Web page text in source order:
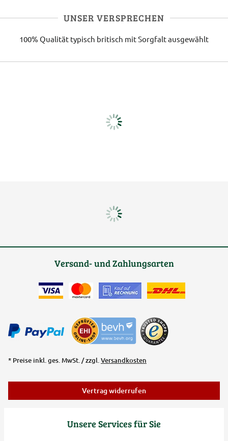
UNSER VERSPRECHEN
100% Qualität typisch britisch mit Sorgfalt ausgewählt
Unsere Services für Sie
Versand- und Zahlungsarten
* Preise inkl. ges. MwSt. / zzgl.Versandkosten
Vertrag widerrufen